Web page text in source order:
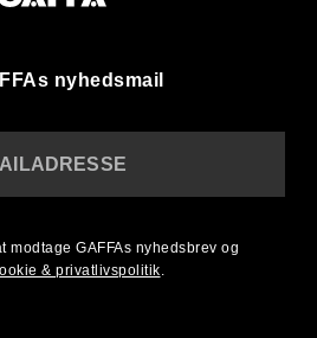
nyhedsmail
modtage GAFFAs nyhedsbrev og
& privatlivspolitik